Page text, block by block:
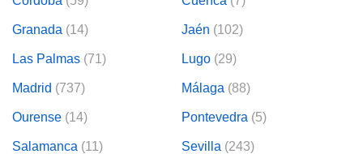
Granada (14) Jaén (102)
Las Palmas (71) Lugo (29)
Madrid (737) Málaga (88)
Ourense (14) Pontevedra (5)
Salamanca (11) Sevilla (243)